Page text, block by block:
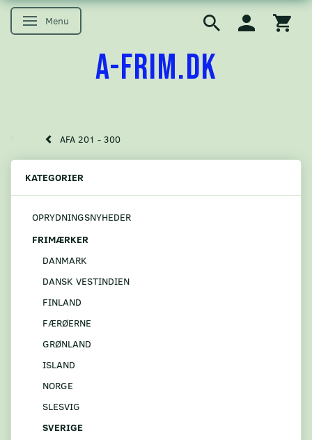
Skifte navigation
Menu
A-FRIM.DK
AFA 201 - 300
KATEGORIER
OPRYDNINGSNYHEDER
FRIMÆRKER
DANMARK
DANSK VESTINDIEN
FINLAND
FÆRØERNE
GRØNLAND
ISLAND
NORGE
SLESVIG
SVERIGE